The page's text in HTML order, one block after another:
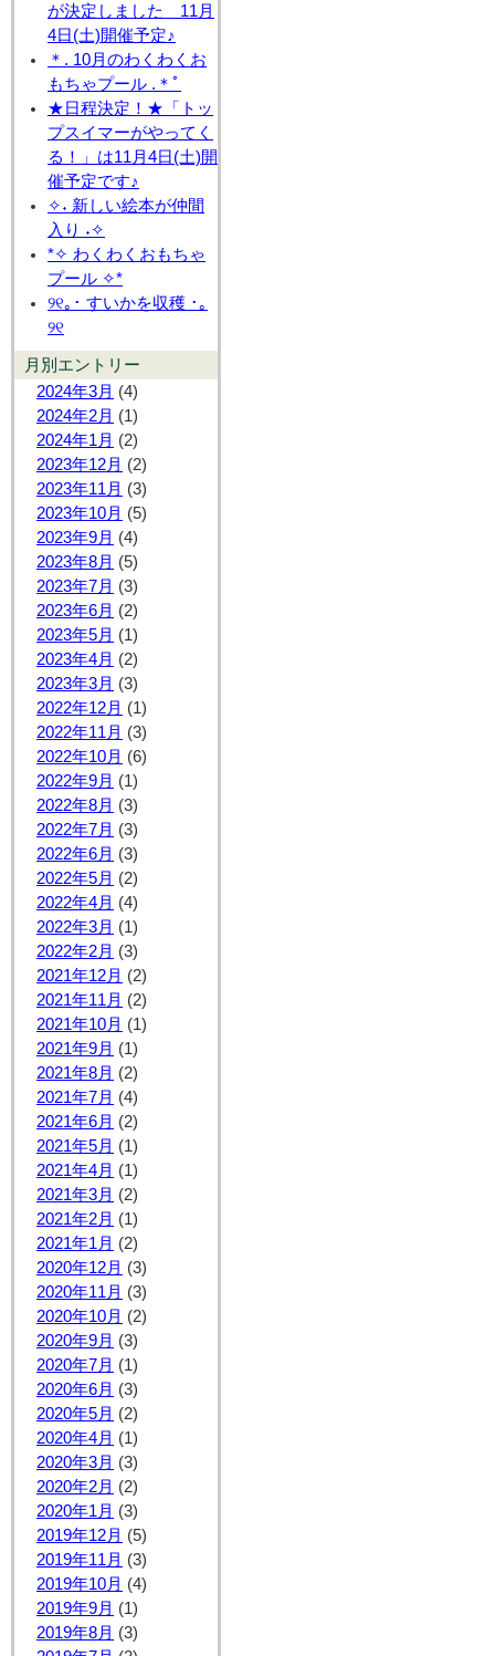
が決定しました 11月
4日(土)開催予定♪
＊. 10月のわくわくお
もちゃプール .＊ﾟ
★日程決定！★「トッ
プスイマーがやってく
る！」は11月4日(土)開
催予定です♪
✧˖ 新しい絵本が仲間
入り ˖✧
*✧ わくわくおもちゃ
プール ✧*
୨୧｡･ すいかを収穫 ･｡
୨୧
月別エントリー
2024年3月 (4)
2024年2月 (1)
2024年1月 (2)
2023年12月 (2)
2023年11月 (3)
2023年10月 (5)
2023年9月 (4)
2023年8月 (5)
2023年7月 (3)
2023年6月 (2)
2023年5月 (1)
2023年4月 (2)
2023年3月 (3)
2022年12月 (1)
2022年11月 (3)
2022年10月 (6)
2022年9月 (1)
2022年8月 (3)
2022年7月 (3)
2022年6月 (3)
2022年5月 (2)
2022年4月 (4)
2022年3月 (1)
2022年2月 (3)
2021年12月 (2)
2021年11月 (2)
2021年10月 (1)
2021年9月 (1)
2021年8月 (2)
2021年7月 (4)
2021年6月 (2)
2021年5月 (1)
2021年4月 (1)
2021年3月 (2)
2021年2月 (1)
2021年1月 (2)
2020年12月 (3)
2020年11月 (3)
2020年10月 (2)
2020年9月 (3)
2020年7月 (1)
2020年6月 (3)
2020年5月 (2)
2020年4月 (1)
2020年3月 (3)
2020年2月 (2)
2020年1月 (3)
2019年12月 (5)
2019年11月 (3)
2019年10月 (4)
2019年9月 (1)
2019年8月 (3)